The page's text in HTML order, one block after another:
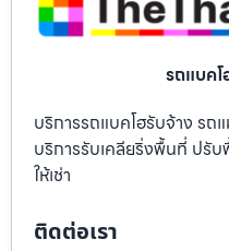
รถแบค
บริการรถแบคโฮรับจ้าง รถ
บริการรับเคลียริ่งพื้นที่ ปรั
ให้เช่า
ติดต่อเรา